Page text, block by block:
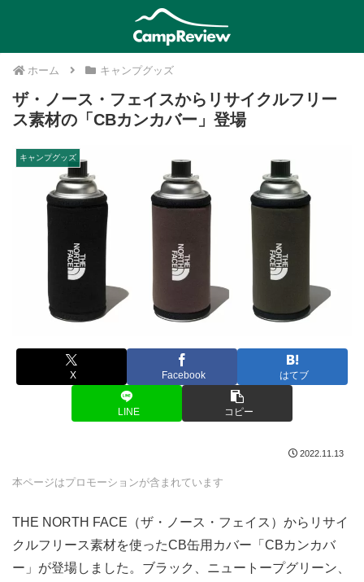
ホーム キャンプグッズ
ザ・ノース・フェイスからリサイクルフリー
ス素材の「CBカンカバー」登場
キャンプグッズ
X Facebook はてブ
LINE コピー
2022.11.13
本ページはプロモーションが含まれています
THE NORTH FACE（ザ・ノース・フェイス）からリサイ
クルフリース素材を使ったCB缶用カバー「CBカンカバ
ー」が登場しました。ブラック、ニュートープグリーン、